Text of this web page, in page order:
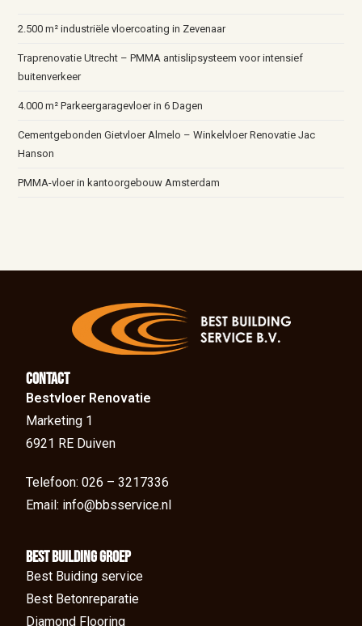
2.500 m² industriële vloercoating in Zevenaar
Traprenovatie Utrecht – PMMA antislipsysteem voor intensief
buitenverkeer
4.000 m² Parkeergaragevloer in 6 Dagen
Cementgebonden Gietvloer Almelo – Winkelvloer Renovatie Jac
Hanson
PMMA-vloer in kantoorgebouw Amsterdam
Contact
Bestvloer Renovatie
Marketing 1
6921 RE Duiven
Telefoon: 026 – 3217336
Email: info@bbsservice.nl
BEst Building groep
Best Buiding service
Best Betonreparatie
Diamond Flooring